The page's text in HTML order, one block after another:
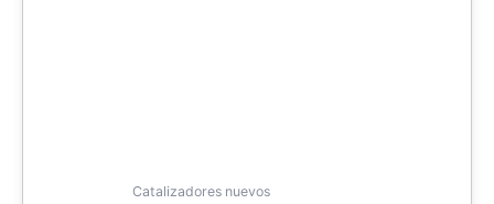
Catalizadores nuevos